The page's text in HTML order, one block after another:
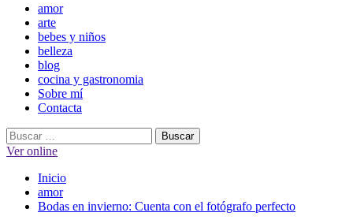
Menú
principal
amor
arte
bebes y niños
belleza
blog
cocina y gastronomia
Sobre mí
Contacta
Buscar:
Ver online
Inicio
amor
Bodas en invierno: Cuenta con el fotógrafo perfecto